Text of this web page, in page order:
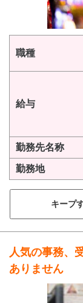
職種
給与
勤務先名称
勤務地
キープ
人気の事務、
ありません